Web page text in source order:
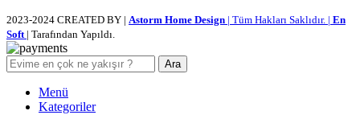
2023-2024 CREATED BY | Astorm Home Design | Tüm Hakları Saklıdır. | En
Soft | Tarafından Yapıldı.
Ara
Menü
Kategoriler